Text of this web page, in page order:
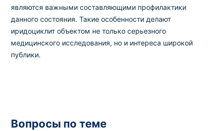
являются важными составляющими профилактики
данного состояния. Такие особенности делают
иридоциклит объектом не только серьезного
медицинского исследования, но и интереса широкой
публики.
Вопросы по теме